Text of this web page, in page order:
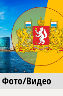
Фото/Видео